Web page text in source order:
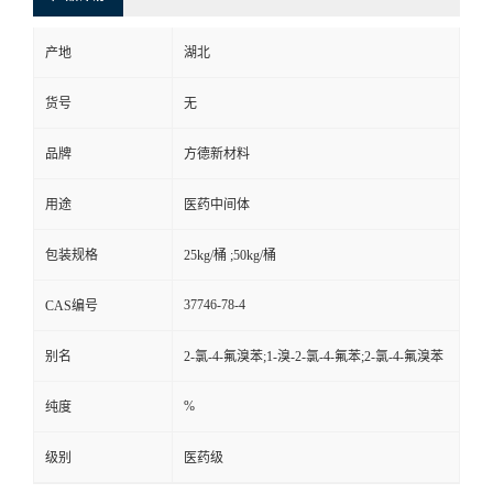
产地 湖北
货号 无
品牌 方德新材料
用途 医药中间体
包装规格 25kg/桶 ;50kg/桶
CAS编号 37746-78-4
别名 2-氯-4-氟溴苯;1-溴-2-氯-4-氟苯;2-氯-4-氟溴苯
纯度 %
级别 医药级